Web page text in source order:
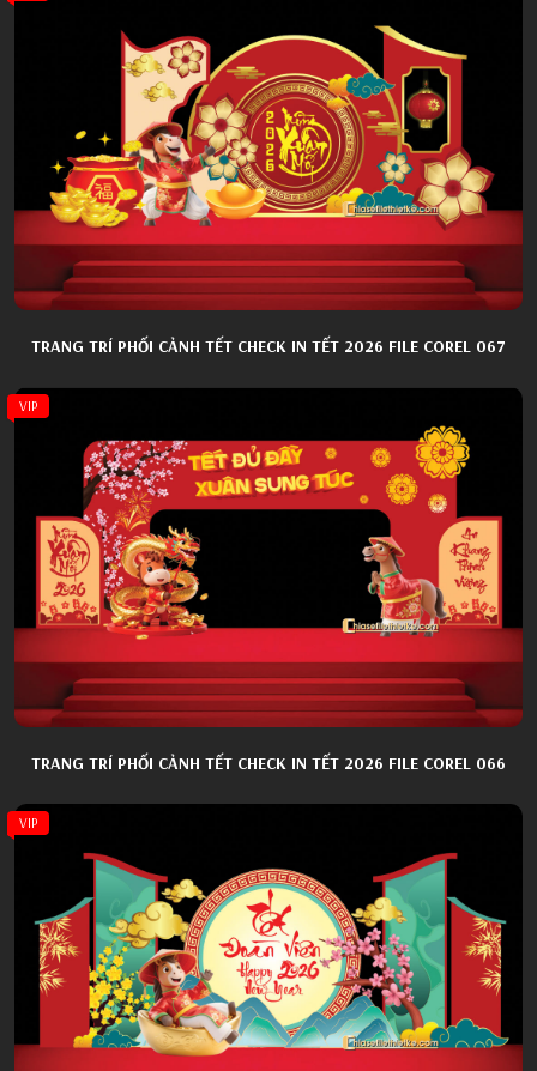
TRANG TRÍ PHỐI CẢNH TẾT CHECK IN TẾT 2026 FILE COREL 067
VIP
TRANG TRÍ PHỐI CẢNH TẾT CHECK IN TẾT 2026 FILE COREL 066
VIP